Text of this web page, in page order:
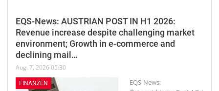
EQS-News: AUSTRIAN POST IN H1 2026:
Revenue increase despite challenging market
environment; Growth in e-commerce and
declining mail…
Aug. 7, 2026 05:30
FINANZEN
EQS-News: